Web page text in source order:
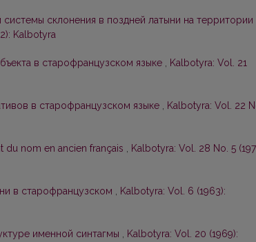
склонения в поздней латыни на территории
Kalbotyra
в старофранцузском языке , Kalbotyra: Vol. 21
в старофранцузском языке , Kalbotyra: Vol. 22
du nom en ancien français , Kalbotyra: Vol. 28 No. 5
в старофранцузском , Kalbotyra: Vol. 6 (1963):
именной синтагмы , Kalbotyra: Vol. 20 (1969):